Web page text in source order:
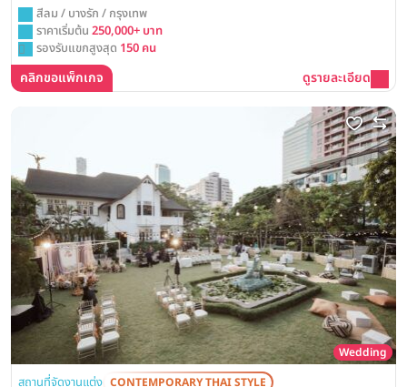
สีลม / บางรัก / กรุงเทพ
ราคาเริ่มต้น 250,000+ บาท
รองรับแขกสูงสุด 150 คน
คลิกขอแพ็กเกจ ดูรายละเอียด
Wedding
สถานที่จัดงานแต่ง CONTEMPORARY THAI STYLE